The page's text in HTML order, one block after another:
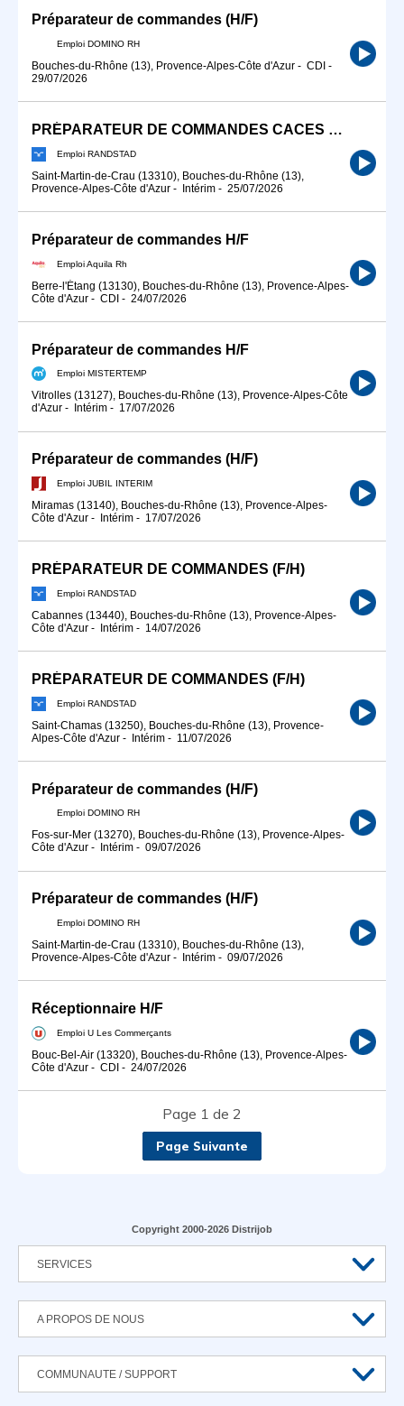
Préparateur de commandes (H/F)
Emploi DOMINO RH
Bouches-du-Rhône (13), Provence-Alpes-Côte d'Azur - CDI -
29/07/2026
PRÉPARATEUR DE COMMANDES CACES 1(F/H)
Emploi RANDSTAD
Saint-Martin-de-Crau (13310), Bouches-du-Rhône (13),
Provence-Alpes-Côte d'Azur - Intérim - 25/07/2026
Préparateur de commandes H/F
Emploi Aquila Rh
Berre-l'Étang (13130), Bouches-du-Rhône (13), Provence-Alpes-
Côte d'Azur - CDI - 24/07/2026
Préparateur de commandes H/F
Emploi MISTERTEMP
Vitrolles (13127), Bouches-du-Rhône (13), Provence-Alpes-Côte
d'Azur - Intérim - 17/07/2026
Préparateur de commandes (H/F)
Emploi JUBIL INTERIM
Miramas (13140), Bouches-du-Rhône (13), Provence-Alpes-
Côte d'Azur - Intérim - 17/07/2026
PRÉPARATEUR DE COMMANDES (F/H)
Emploi RANDSTAD
Cabannes (13440), Bouches-du-Rhône (13), Provence-Alpes-
Côte d'Azur - Intérim - 14/07/2026
PRÉPARATEUR DE COMMANDES (F/H)
Emploi RANDSTAD
Saint-Chamas (13250), Bouches-du-Rhône (13), Provence-
Alpes-Côte d'Azur - Intérim - 11/07/2026
Préparateur de commandes (H/F)
Emploi DOMINO RH
Fos-sur-Mer (13270), Bouches-du-Rhône (13), Provence-Alpes-
Côte d'Azur - Intérim - 09/07/2026
Préparateur de commandes (H/F)
Emploi DOMINO RH
Saint-Martin-de-Crau (13310), Bouches-du-Rhône (13),
Provence-Alpes-Côte d'Azur - Intérim - 09/07/2026
Réceptionnaire H/F
Emploi U Les Commerçants
Bouc-Bel-Air (13320), Bouches-du-Rhône (13), Provence-Alpes-
Côte d'Azur - CDI - 24/07/2026
Page 1 de 2
Page Suivante
Copyright 2000-2026 Distrijob
SERVICES
A PROPOS DE NOUS
COMMUNAUTE / SUPPORT